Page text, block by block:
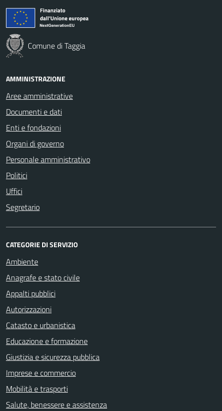
Comune di Taggia
AMMINISTRAZIONE
Aree amministrative
Documenti e dati
Enti e fondazioni
Organi di governo
Personale amministrativo
Politici
Uffici
Segretario
CATEGORIE DI SERVIZIO
Ambiente
Anagrafe e stato civile
Appalti pubblici
Autorizzazioni
Catasto e urbanistica
Educazione e formazione
Giustizia e sicurezza pubblica
Imprese e commercio
Mobilità e trasporti
Salute, benessere e assistenza